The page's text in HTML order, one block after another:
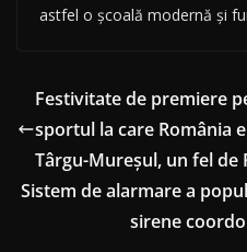
astfel o şcoală modernă şi
Festivitate de premiere
sportul la care România
Târgu-Mureșul, un fel de
Sistem de alarmare a
sirene